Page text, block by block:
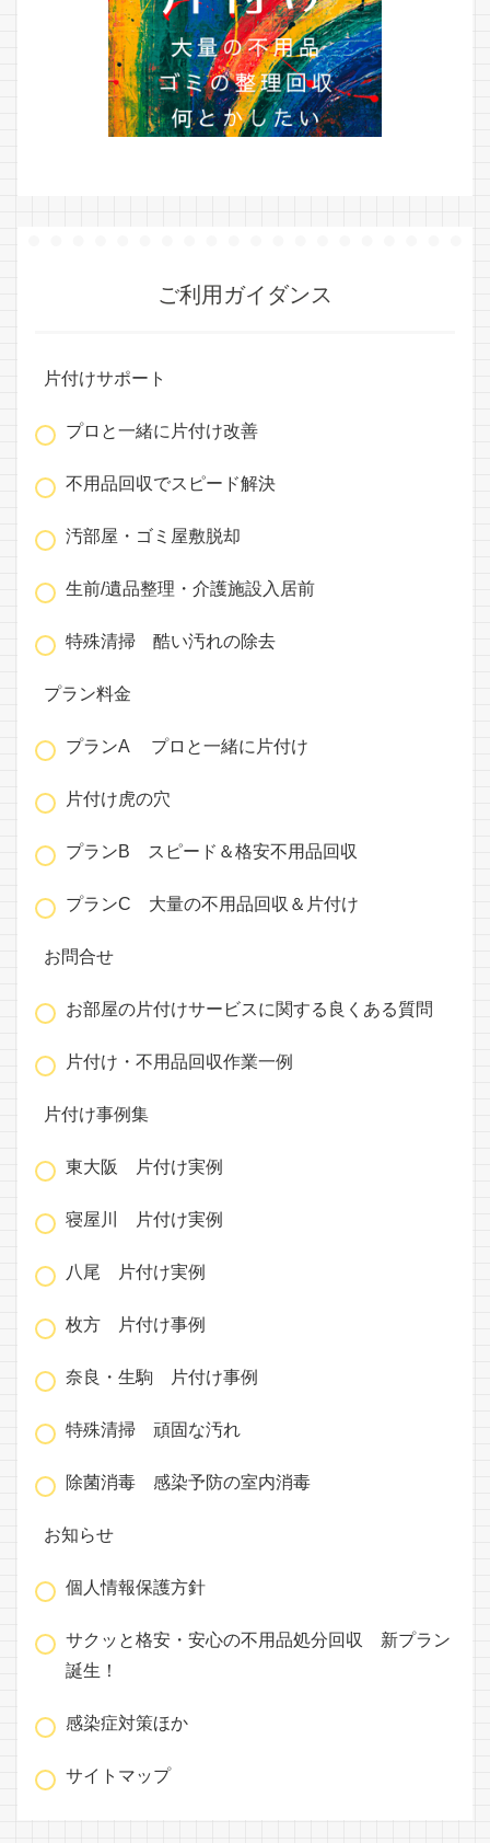
ご利用ガイダンス
片付けサポート
プロと一緒に片付け改善
不用品回収でスピード解決
汚部屋・ゴミ屋敷脱却
生前/遺品整理・介護施設入居前
特殊清掃 酷い汚れの除去
プラン料金
プランA プロと一緒に片付け
片付け虎の穴
プランB スピード＆格安不用品回収
プランC 大量の不用品回収＆片付け
お問合せ
お部屋の片付けサービスに関する良くある質問
片付け・不用品回収作業一例
片付け事例集
東大阪 片付け実例
寝屋川 片付け実例
八尾 片付け実例
枚方 片付け事例
奈良・生駒 片付け事例
特殊清掃 頑固な汚れ
除菌消毒 感染予防の室内消毒
お知らせ
個人情報保護方針
サクッと格安・安心の不用品処分回収 新プラン
誕生！
感染症対策ほか
サイトマップ